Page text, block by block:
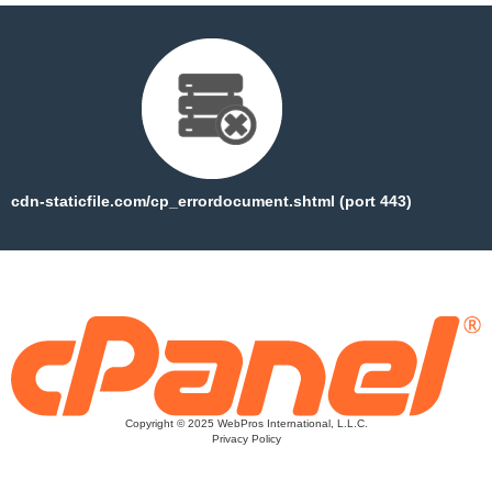
cdn-staticfile.com/cp_errordocument.shtml (port 443)
Copyright © 2025 WebPros International, L.L.C.
Privacy Policy